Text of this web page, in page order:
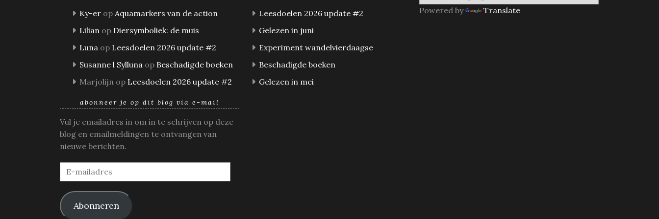
Ky-er op Aquamarkers van de action
Lilian op Diersymboliek: de muis
Luna op Leesdoelen 2026 update #2
Susanne l Sylluna op Beschadigde boeken
Marjolijn op Leesdoelen 2026 update #2
Leesdoelen 2026 update #2
Gelezen in juni
Experiment wandelvierdaagse
Beschadigde boeken
Gelezen in mei
Powered by Translate
abonneer je op dit blog via e-mail
Vul je emailadres in om in te schrijven op deze
blog en emailmeldingen te ontvangen van
nieuwe berichten.
E-
mailadres
Abonneren